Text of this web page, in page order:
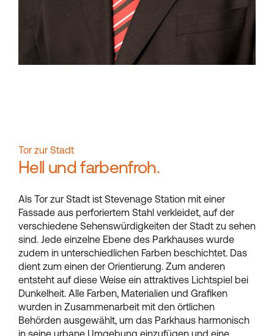
Tor zur Stadt
Hell und farbenfroh.
Als Tor zur Stadt ist Stevenage Station mit einer
Fassade aus perforiertem Stahl verkleidet, auf der
verschiedene Sehenswürdigkeiten der Stadt zu sehen
sind. Jede einzelne Ebene des Parkhauses wurde
zudem in unterschiedlichen Farben beschichtet. Das
dient zum einen der Orientierung. Zum anderen
entsteht auf diese Weise ein attraktives Lichtspiel bei
Dunkelheit. Alle Farben, Materialien und Grafiken
wurden in Zusammenarbeit mit den örtlichen
Behörden ausgewählt, um das Parkhaus harmonisch
in seine urbane Umgebung einzufügen und eine